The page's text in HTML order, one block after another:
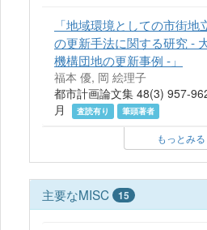
「地域環境としての市街
の更新手法に関する研究 -
機構団地の更新事例 -」
福本 優, 岡 絵理子
都市計画論文集 48(3) 957-
月
査読有り 筆頭著者
もっとみる
主要なMISC 15